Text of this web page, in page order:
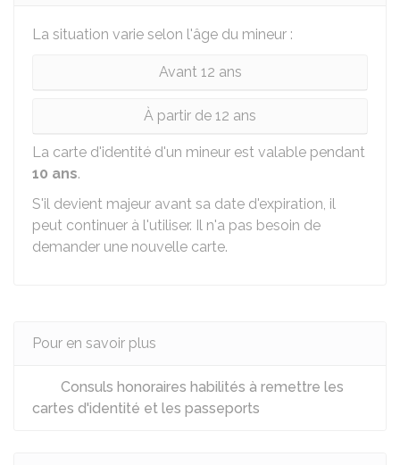
La situation varie selon l'âge du mineur :
Avant 12 ans
À partir de 12 ans
La carte d'identité d'un mineur est valable pendant
10 ans.
S'il devient majeur avant sa date d'expiration, il
peut continuer à l'utiliser. Il n'a pas besoin de
demander une nouvelle carte.
Pour en savoir plus
Consuls honoraires habilités à remettre les
cartes d'identité et les passeports